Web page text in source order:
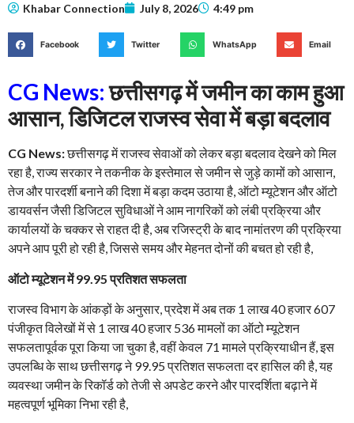
Khabar Connection July 8, 2026 4:49 pm
Facebook Twitter WhatsApp Email
CG News:छत्तीसगढ़ में जमीन का काम हुआ
आसान, डिजिटल राजस्व सेवा में बड़ा बदलाव
CG News:छत्तीसगढ़ में राजस्व सेवाओं को लेकर बड़ा बदलाव देखने को मिल
रहा है, राज्य सरकार ने तकनीक के इस्तेमाल से जमीन से जुड़े कामों को आसान,
तेज और पारदर्शी बनाने की दिशा में बड़ा कदम उठाया है, ऑटो म्यूटेशन और ऑटो
डायवर्सन जैसी डिजिटल सुविधाओं ने आम नागरिकों को लंबी प्रक्रिया और
कार्यालयों के चक्कर से राहत दी है, अब रजिस्ट्री के बाद नामांतरण की प्रक्रिया
अपने आप पूरी हो रही है, जिससे समय और मेहनत दोनों की बचत हो रही है,
ऑटो म्यूटेशन में 99.95 प्रतिशत सफलता
राजस्व विभाग के आंकड़ों के अनुसार, प्रदेश में अब तक 1 लाख 40 हजार 607
पंजीकृत विलेखों में से 1 लाख 40 हजार 536 मामलों का ऑटो म्यूटेशन
सफलतापूर्वक पूरा किया जा चुका है, वहीं केवल 71 मामले प्रक्रियाधीन हैं, इस
उपलब्धि के साथ छत्तीसगढ़ ने 99.95 प्रतिशत सफलता दर हासिल की है, यह
व्यवस्था जमीन के रिकॉर्ड को तेजी से अपडेट करने और पारदर्शिता बढ़ाने में
महत्वपूर्ण भूमिका निभा रही है,